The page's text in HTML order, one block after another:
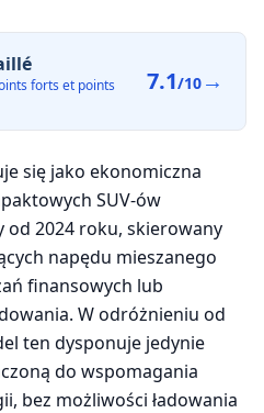
forts et points
7.1/10 →
się jako ekonomiczna
SUV-ów
2024 roku, skierowany
napędu mieszanego
finansowych lub
W odróżnieniu od
ten dysponuje jedynie
do wspomagania
bez możliwości ładowania